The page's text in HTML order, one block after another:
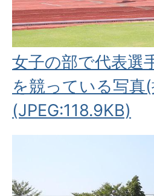
女子の部で代表選
を競っている写真
(JPEG:118.9KB)